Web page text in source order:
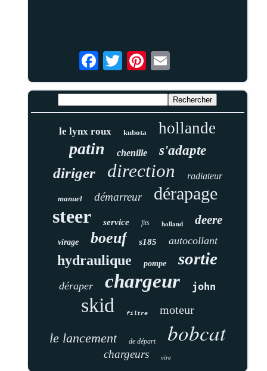
le lynx roux kubota hollande
patin chenille s'adapte
diriger direction radiateur
manuel démarreur dérapage
steer service fits holland deere
virage boeuf s185 autocollant
hydraulique pompe sortie
déraper chargeur john
skid filtre moteur
le lancement de départ bobcat
chargeurs vire